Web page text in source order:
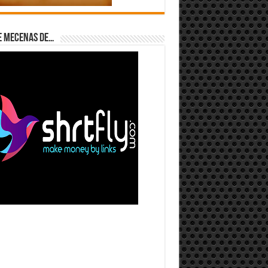
Mecenas de…